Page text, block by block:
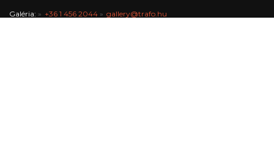
Galéria: +36 1 456 2044 gallery@trafo.hu